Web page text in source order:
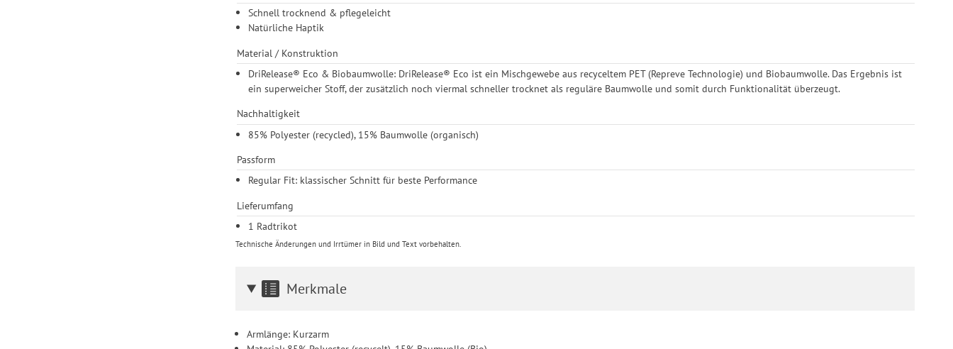
Schnell trocknend & pflegeleicht
Natürliche Haptik
Material / Konstruktion
DriRelease® Eco & Biobaumwolle: DriRelease® Eco ist ein Mischgewebe aus recyceltem PET (Repreve Technologie) und Biobaumwolle. Das Ergebnis ist
ein superweicher Stoff, der zusätzlich noch viermal schneller trocknet als reguläre Baumwolle und somit durch Funktionalität überzeugt.
Nachhaltigkeit
85% Polyester (recycled), 15% Baumwolle (organisch)
Passform
Regular Fit: klassischer Schnitt für beste Performance
Lieferumfang
1 Radtrikot
Technische Änderungen und Irrtümer in Bild und Text vorbehalten.
Merkmale
Armlänge: Kurzarm